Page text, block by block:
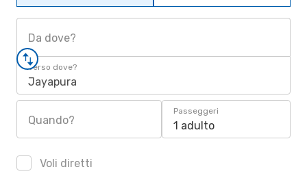
Da dove?
Verso dove?
Jayapura
Quando?
Passeggeri
1 adulto
Voli diretti